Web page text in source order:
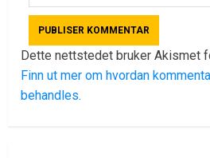
Dette nettstedet bruker Akismet
Finn ut mer om hvordan
behandles.